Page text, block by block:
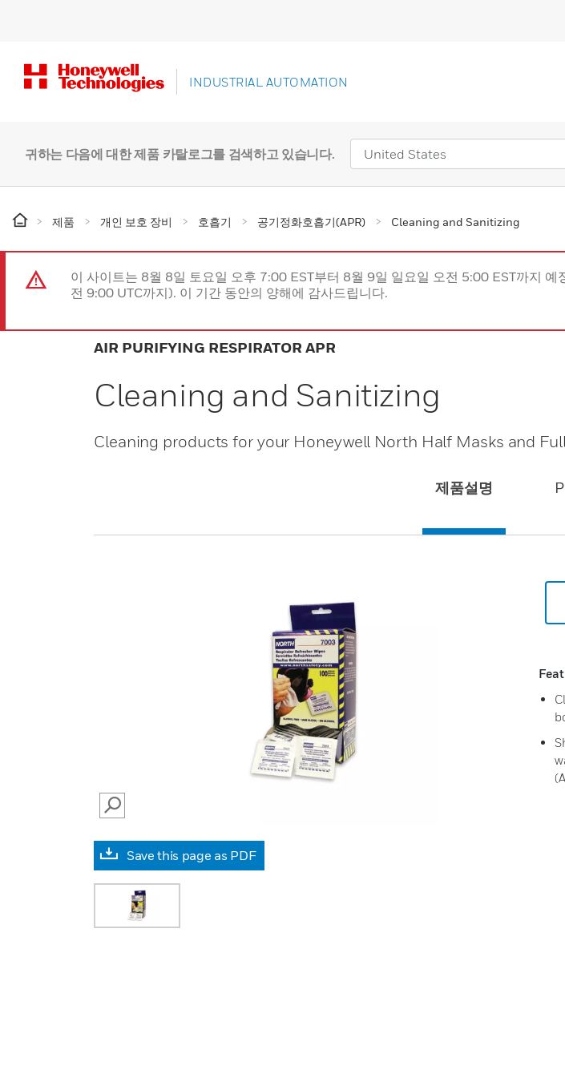
INDUSTRIAL AUTOMATION
귀하는 다음에 대한 제품 카탈로그를 검색하고 있습니다.
제품 개인 보호 장비 호흡기 공기정화호흡기(APR) Cleaning and Sanitizing
이 사이트는 8월 8일 토요일 오후 7:00 EST부터 8월 9일 일요일 오전 5:00 EST까지
전 9:00 UTC까지). 이 기간 동안의 양해에 감사드립니다.
AIR PURIFYING RESPIRATOR APR
Cleaning and Sanitizing
Cleaning products for your Honeywell North Half Masks and
제품설명
SEARCH
Save this page as PDF